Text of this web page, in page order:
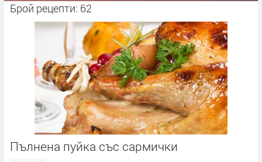
Брой рецепти: 62
Пълнена пуйка със сармички